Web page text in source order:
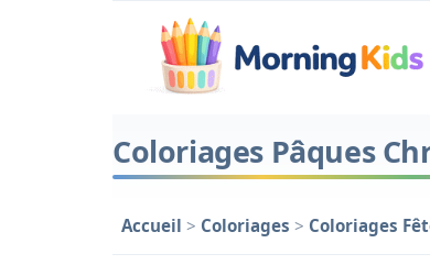
Coloriages Pâques
Accueil > Coloriages > Coloriages